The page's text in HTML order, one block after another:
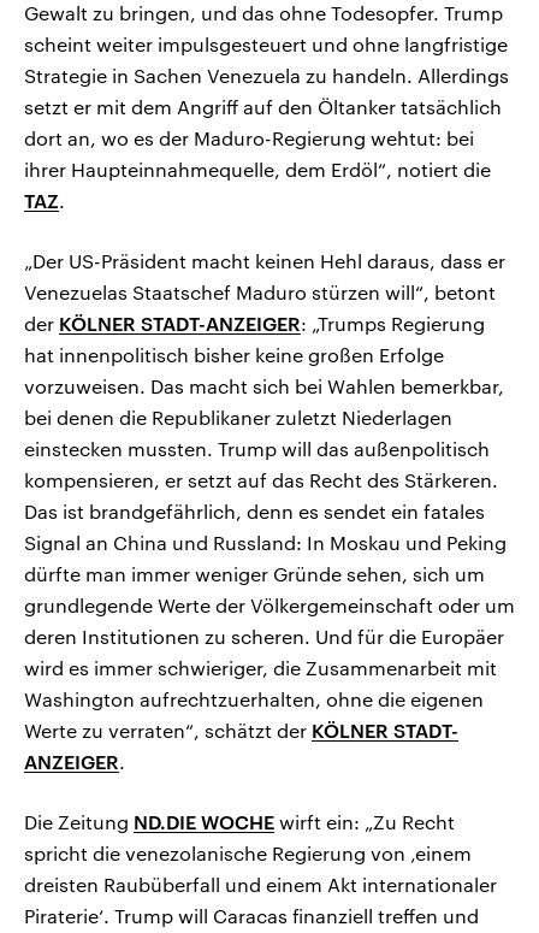
Gewalt zu bringen, und das ohne Todesopfer. Trump
scheint weiter impulsgesteuert und ohne langfristige
Strategie in Sachen Venezuela zu handeln. Allerdings
setzt er mit dem Angriff auf den Öltanker tatsächlich
dort an, wo es der Maduro-Regierung wehtut: bei
ihrer Haupteinnahmequelle, dem Erdöl“, notiert die
TAZ.
„Der US-Präsident macht keinen Hehl daraus, dass er
Venezuelas Staatschef Maduro stürzen will“, betont
der KÖLNER STADT-ANZEIGER: „Trumps Regierung
hat innenpolitisch bisher keine großen Erfolge
vorzuweisen. Das macht sich bei Wahlen bemerkbar,
bei denen die Republikaner zuletzt Niederlagen
einstecken mussten. Trump will das außenpolitisch
kompensieren, er setzt auf das Recht des Stärkeren.
Das ist brandgefährlich, denn es sendet ein fatales
Signal an China und Russland: In Moskau und Peking
dürfte man immer weniger Gründe sehen, sich um
grundlegende Werte der Völkergemeinschaft oder um
deren Institutionen zu scheren. Und für die Europäer
wird es immer schwieriger, die Zusammenarbeit mit
Washington aufrechtzuerhalten, ohne die eigenen
Werte zu verraten“, schätzt der KÖLNER STADT-
ANZEIGER.
Die Zeitung ND.DIE WOCHE wirft ein: „Zu Recht
spricht die venezolanische Regierung von ‚einem
dreisten Raubüberfall und einem Akt internationaler
Piraterie‘. Trump will Caracas finanziell treffen und